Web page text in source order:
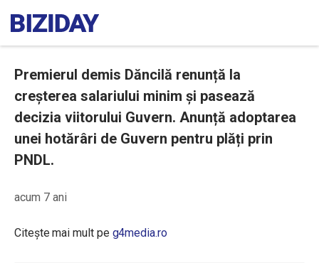
Premierul demis Dăncilă renunță la
creșterea salariului minim și pasează
decizia viitorului Guvern. Anunță adoptarea
unei hotărâri de Guvern pentru plăți prin
PNDL.
acum 7 ani
Citește mai mult pe g4media.ro